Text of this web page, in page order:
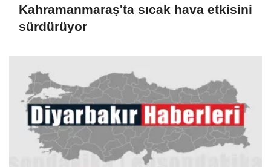
Kahramanmaraş'ta sıcak hava etkisini
sürdürüyor